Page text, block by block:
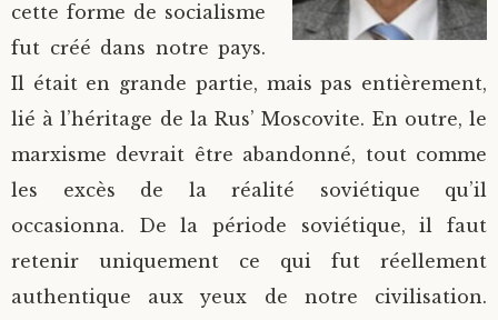
cette forme de socialisme
fut créé dans notre pays.
Il était en grande partie, mais pas entièrement,
lié à l’héritage de la Rus’ Moscovite. En outre, le
marxisme devrait être abandonné, tout comme
les excès de la réalité soviétique qu’il
occasionna. De la période soviétique, il faut
retenir uniquement ce qui fut réellement
authentique aux yeux de notre civilisation.